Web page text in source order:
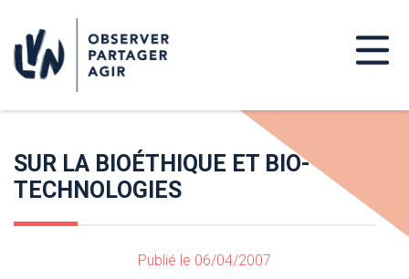
SUR LA BIOÉTHIQUE ET BIO-
TECHNOLOGIES
Publié le 06/04/2007